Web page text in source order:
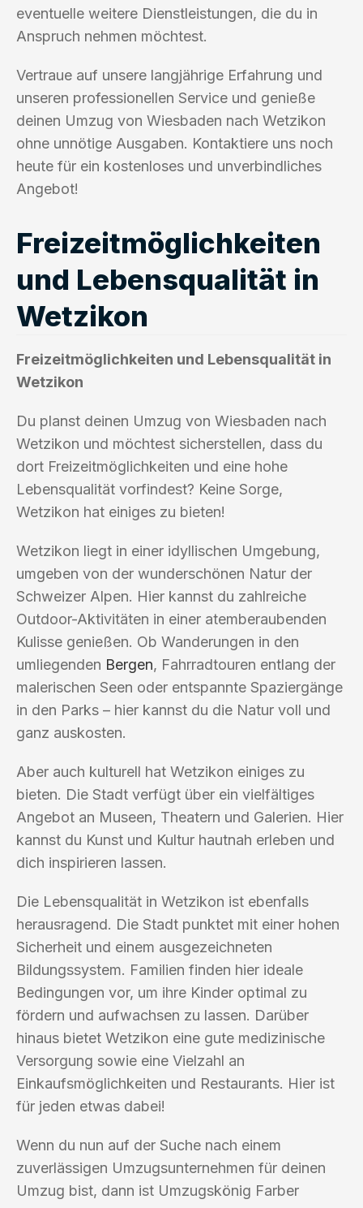
eventuelle weitere Dienstleistungen, die du in
Anspruch nehmen möchtest.
Vertraue auf unsere langjährige Erfahrung und
unseren professionellen Service und genieße
deinen Umzug von Wiesbaden nach Wetzikon
ohne unnötige Ausgaben. Kontaktiere uns noch
heute für ein kostenloses und unverbindliches
Angebot!
Freizeitmöglichkeiten
und Lebensqualität in
Wetzikon
Freizeitmöglichkeiten und Lebensqualität in
Wetzikon
Du planst deinen Umzug von Wiesbaden nach
Wetzikon und möchtest sicherstellen, dass du
dort Freizeitmöglichkeiten und eine hohe
Lebensqualität vorfindest? Keine Sorge,
Wetzikon hat einiges zu bieten!
Wetzikon liegt in einer idyllischen Umgebung,
umgeben von der wunderschönen Natur der
Schweizer Alpen. Hier kannst du zahlreiche
Outdoor-Aktivitäten in einer atemberaubenden
Kulisse genießen. Ob Wanderungen in den
umliegenden Bergen, Fahrradtouren entlang der
malerischen Seen oder entspannte Spaziergänge
in den Parks – hier kannst du die Natur voll und
ganz auskosten.
Aber auch kulturell hat Wetzikon einiges zu
bieten. Die Stadt verfügt über ein vielfältiges
Angebot an Museen, Theatern und Galerien. Hier
kannst du Kunst und Kultur hautnah erleben und
dich inspirieren lassen.
Die Lebensqualität in Wetzikon ist ebenfalls
herausragend. Die Stadt punktet mit einer hohen
Sicherheit und einem ausgezeichneten
Bildungssystem. Familien finden hier ideale
Bedingungen vor, um ihre Kinder optimal zu
fördern und aufwachsen zu lassen. Darüber
hinaus bietet Wetzikon eine gute medizinische
Versorgung sowie eine Vielzahl an
Einkaufsmöglichkeiten und Restaurants. Hier ist
für jeden etwas dabei!
Wenn du nun auf der Suche nach einem
zuverlässigen Umzugsunternehmen für deinen
Umzug bist, dann ist Umzugskönig Farber